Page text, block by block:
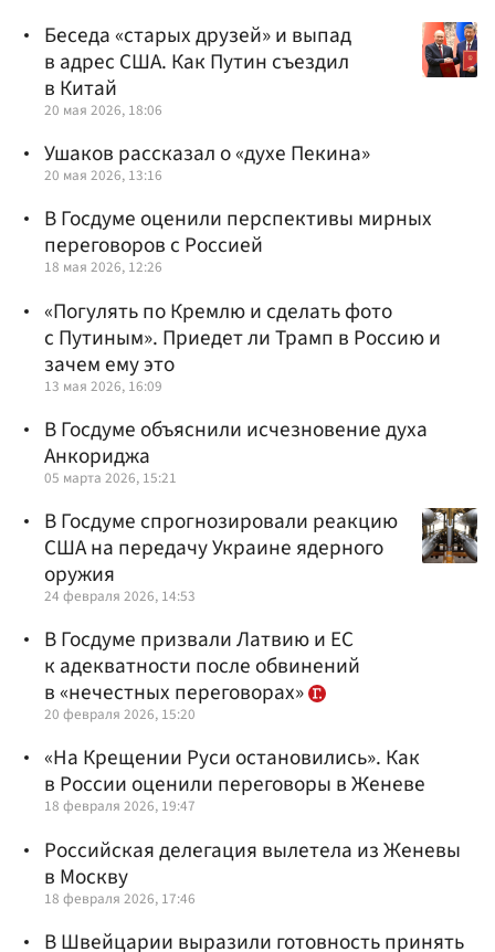
Беседа «старых друзей» и выпад
в адрес США. Как Путин съездил
в Китай
20 мая 2026, 18:06
Ушаков рассказал о «духе Пекина»
20 мая 2026, 13:16
В Госдуме оценили перспективы мирных
переговоров с Россией
18 мая 2026, 12:26
«Погулять по Кремлю и сделать фото
с Путиным». Приедет ли Трамп в Россию и
зачем ему это
13 мая 2026, 16:09
В Госдуме объяснили исчезновение духа
Анкориджа
05 марта 2026, 15:21
В Госдуме спрогнозировали реакцию
США на передачу Украине ядерного
оружия
24 февраля 2026, 14:53
В Госдуме призвали Латвию и ЕС
к адекватности после обвинений
в «нечестных переговорах»
20 февраля 2026, 15:20
«На Крещении Руси остановились». Как
в России оценили переговоры в Женеве
18 февраля 2026, 19:47
Российская делегация вылетела из Женевы
в Москву
18 февраля 2026, 17:46
В Швейцарии выразили готовность принять